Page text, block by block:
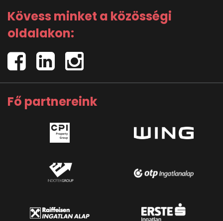
Kövess minket a közösségi
oldalakon:
Fő partnereink